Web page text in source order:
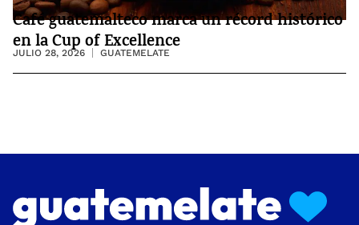
Café guatemalteco marca un récord histórico
en la Cup of Excellence
JULIO 28, 2026 GUATEMELATE